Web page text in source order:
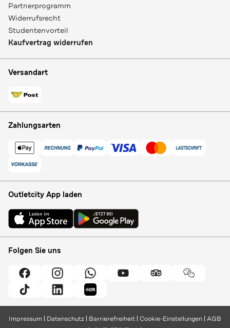
Partnerprogramm
Widerrufsrecht
Studentenvorteil
Kaufvertrag widerrufen
Versandart
Zahlungsarten
Outletcity App laden
Folgen Sie uns
Impressum Datenschutz Barrierefreiheit Cookie-Einstellungen AGB